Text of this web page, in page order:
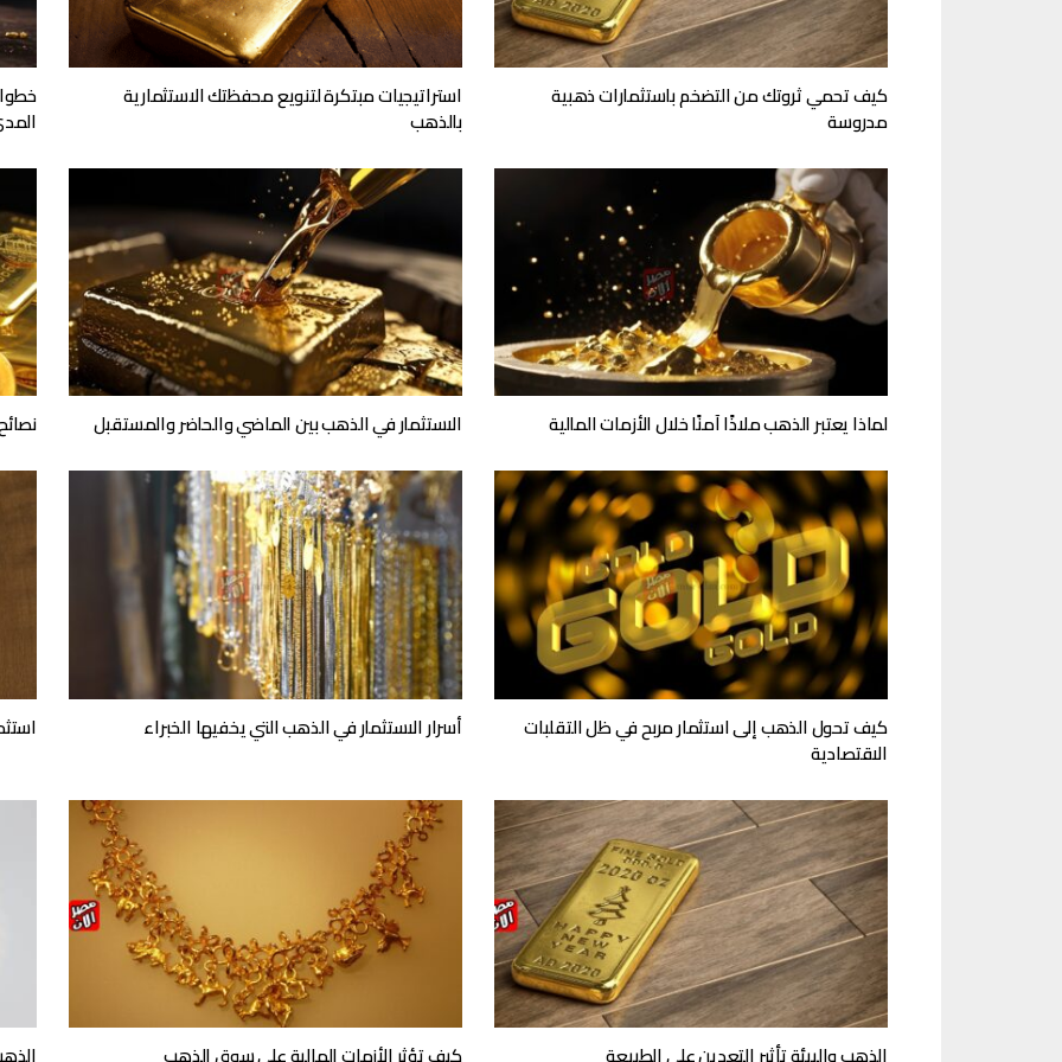
كيف تحمي ثروتك من التضخم باستثمارات ذهبية
مدروسة
استراتيجيات مبتكرة لتنويع محفظتك الاستثمارية
بالذهب
لماذا يعتبر الذهب ملاذًا آمنًا خلال الأزمات المالية الاستثمار في الذهب بين الماضي والحاضر والمستقبل
كيف تحول الذهب إلى استثمار مربح في ظل التقلبات
الاقتصادية
أسرار الاستثمار في الذهب التي يخفيها الخبراء